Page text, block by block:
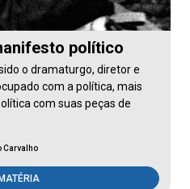
político
o dramaturgo, diretor e
com a política, mais
com suas peças de
Carvalho